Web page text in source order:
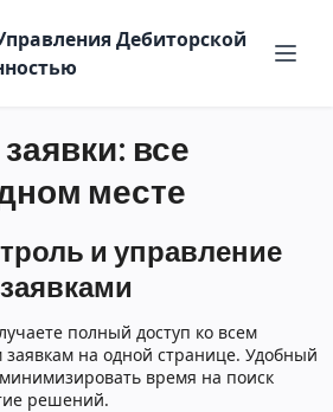
Дебиторской
все
месте
и управление
полный доступ ко всем
на одной странице. Удобный
время на поиск
решений.